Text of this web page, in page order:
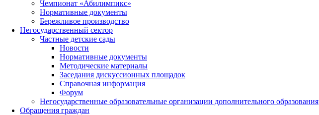
Чемпионат «Абилимпикс»
Нормативные документы
Бережливое производство
Негосударственный сектор
Частные детские сады
Новости
Нормативные документы
Методические материалы
Заседания дискуссионных площадок
Справочная информация
Форум
Негосударственные образовательные организации дополнительного образования
Обращения граждан